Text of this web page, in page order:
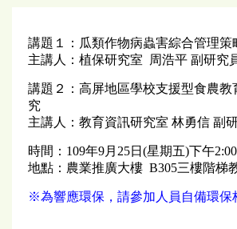
講題１：瓜類作物病蟲害綜合管理策
主講人：植保研究室 周浩平 副研究
講題２：高屏地區學校支援型食農教
究
主講人：教育資訊研究室 林勇信 副
時間：109年9月25日(星期五)下午
地點：農業推廣大樓 B305三樓階梯
※為響應環保，請參加人員自備環